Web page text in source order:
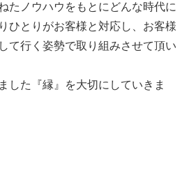
たノウハウをもとにどんな時代に
ひとりがお客様と対応し、お客様
て行く姿勢で取り組みさせて頂い
した『縁』を大切にしていきま